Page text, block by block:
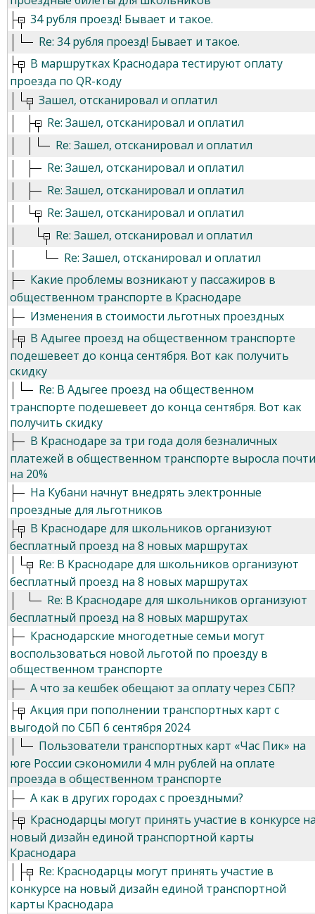
34 рубля проезд! Бывает и такое.
Re: 34 рубля проезд! Бывает и такое.
В маршрутках Краснодара тестируют оплату
проезда по QR-коду
Зашел, отсканировал и оплатил
Re: Зашел, отсканировал и оплатил
Re: Зашел, отсканировал и оплатил
Re: Зашел, отсканировал и оплатил
Re: Зашел, отсканировал и оплатил
Re: Зашел, отсканировал и оплатил
Re: Зашел, отсканировал и оплатил
Re: Зашел, отсканировал и оплатил
Какие проблемы возникают у пассажиров в
общественном транспорте в Краснодаре
Изменения в стоимости льготных проездных
В Адыгее проезд на общественном транспорте
подешевеет до конца сентября. Вот как получить
скидку
Re: В Адыгее проезд на общественном
транспорте подешевеет до конца сентября. Вот как
получить скидку
В Краснодаре за три года доля безналичных
платежей в общественном транспорте выросла почти
на 20%
На Кубани начнут внедрять электронные
проездные для льготников
В Краснодаре для школьников организуют
бесплатный проезд на 8 новых маршрутах
Re: В Краснодаре для школьников организуют
бесплатный проезд на 8 новых маршрутах
Re: В Краснодаре для школьников организуют
бесплатный проезд на 8 новых маршрутах
Краснодарские многодетные семьи могут
воспользоваться новой льготой по проезду в
общественном транспорте
А что за кешбек обещают за оплату через СБП?
Акция при пополнении транспортных карт с
выгодой по СБП 6 сентября 2024
Пользователи транспортных карт «Час Пик» на
юге России сэкономили 4 млн рублей на оплате
проезда в общественном транспорте
А как в других городах с проездными?
Краснодарцы могут принять участие в конкурсе
новый дизайн единой транспортной карты
Краснодара
Re: Краснодарцы могут принять участие в
конкурсе на новый дизайн единой транспортной
карты Краснодара